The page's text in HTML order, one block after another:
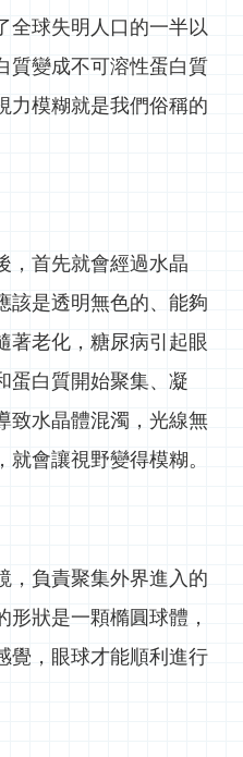
全球失明人口的一半以
質變成不可溶性蛋白質
力模糊就是我們俗稱的
，首先就會經過水晶
該是透明無色的、能夠
著老化，糖尿病引起眼
蛋白質開始聚集、凝
致水晶體混濁，光線無
會讓視野變得模糊。
，負責聚集外界進入的
狀是一顆橢圓球體，
覺，眼球才能順利進行